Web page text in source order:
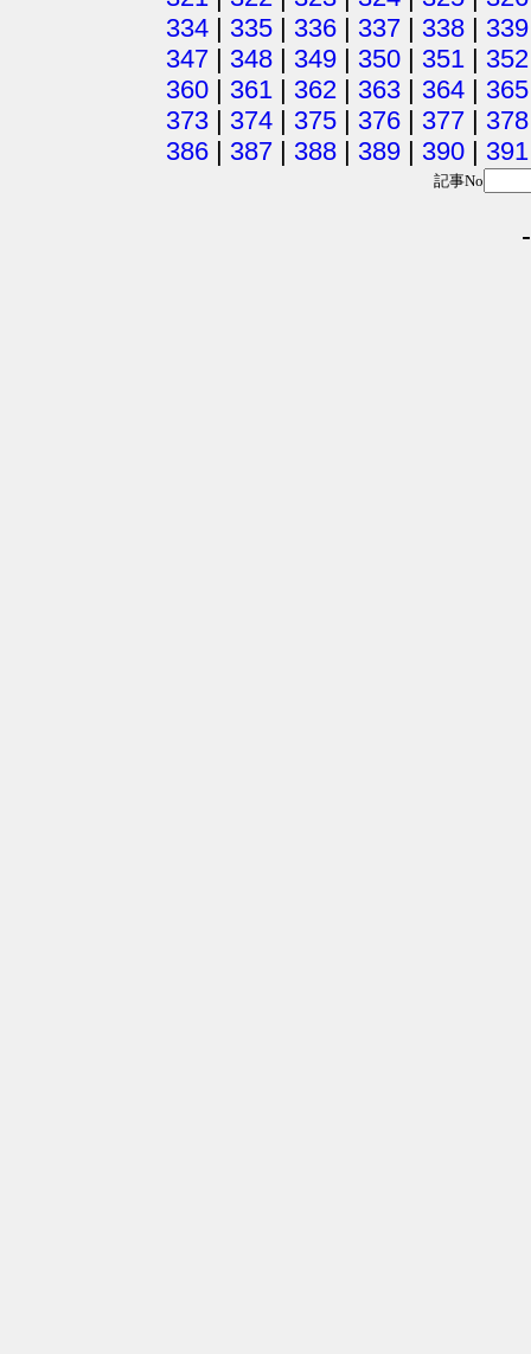
334 | 335 | 336 | 337 | 338 | 339
347 | 348 | 349 | 350 | 351 | 352
360 | 361 | 362 | 363 | 364 | 365
373 | 374 | 375 | 376 | 377 | 378
386 | 387 | 388 | 389 | 390 | 391
記事No